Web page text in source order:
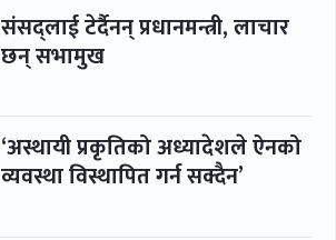
संसद्लाई टेर्दैनन् प्रधानमन्त्री, लाचार
छन् सभामुख
‘अस्थायी प्रकृतिको अध्यादेशले ऐनको
व्यवस्था विस्थापित गर्न सक्दैन’